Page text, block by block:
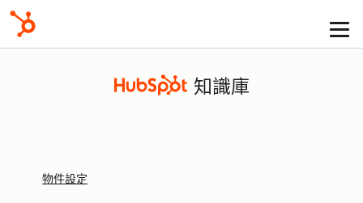
知識庫
物件設定